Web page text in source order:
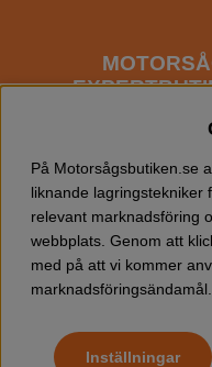
fokus mot entusiaster
motorsågar. Vi
Husqvarna motorsågar
du kan behöva vid
skogsskötsel.
motorsåg och
På Motorsågsbutiken.se
liknande lagringstekniker
relevant marknadsföring
webbplats. Genom att
med på att vi kommer
Inställningar